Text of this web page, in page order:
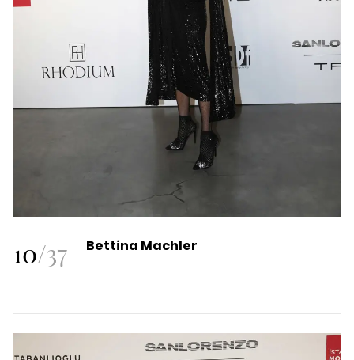
10/37 Bettina Machler